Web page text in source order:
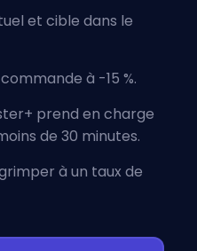
et cible dans le
à -15 %.
prend en charge
de 30 minutes.
à un taux de